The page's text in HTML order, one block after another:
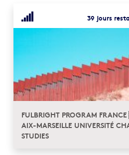
39 jours
FULBRIGHT PROGRAM
AIX-MARSEILLE UNIVERSITÉ
STUDIES